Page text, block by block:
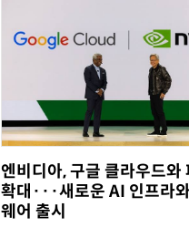
엔비디아, 구글 클라우드와
확대···새로운 AI 인프라
웨어 출시